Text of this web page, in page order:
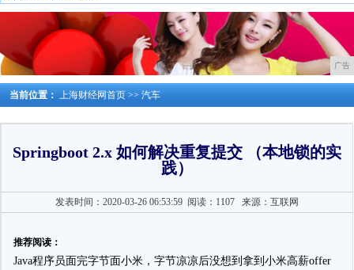
广告
当前位置： 上海财经网首页 >> 汽车
Springboot 2.x 如何解决重复提交 （本地锁的实
践）
发表时间：2020-03-26 06:53:59 阅读：1107来源：互联网
推荐阅读：
Java程序员面完字节面小米，字节凉凉后没想到拿到小米高薪offer